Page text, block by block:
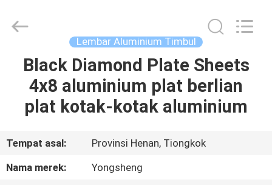
RUMAH
PRODUK
TENTANG
KAMI
Industry
Co.,Ltd..
Reserved.
Lembar Aluminium Timbul
Black Diamond Plate Sheets
4x8 aluminium plat berlian
plat kotak-kotak aluminium
Tempat asal:
Provinsi Henan, Tiongkok
Nama merek:
Yongsheng